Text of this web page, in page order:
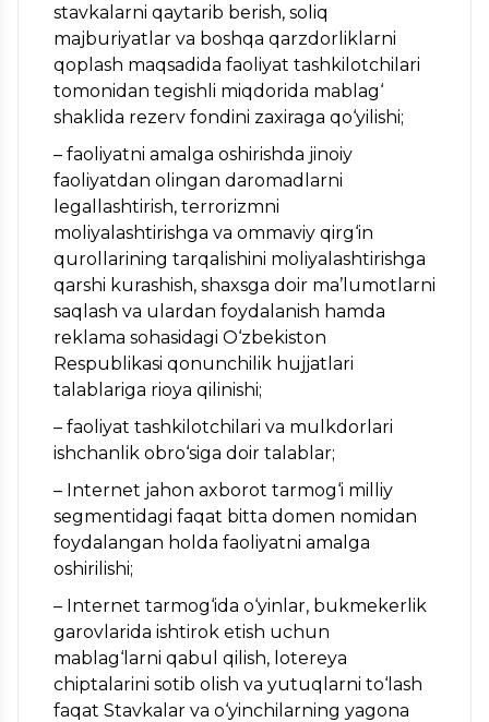
stavkalarni qaytarib berish, soliq
majburiyatlar va boshqa qarzdorliklarni
qoplash maqsadida faoliyat tashkilotchilari
tomonidan tegishli miqdorida mablag‘
shaklida rezerv fondini zaxiraga qo‘yilishi;
– faoliyatni amalga oshirishda jinoiy
faoliyatdan olingan daromadlarni
legallashtirish, terrorizmni
moliyalashtirishga va ommaviy qirg‘in
qurollarining tarqalishini moliyalashtirishga
qarshi kurashish, shaxsga doir ma’lumotlarni
saqlash va ulardan foydalanish hamda
reklama sohasidagi O‘zbekiston
Respublikasi qonunchilik hujjatlari
talablariga rioya qilinishi;
– faoliyat tashkilotchilari va mulkdorlari
ishchanlik obro‘siga doir talablar;
– Internet jahon axborot tarmog‘i milliy
segmentidagi faqat bitta domen nomidan
foydalangan holda faoliyatni amalga
oshirilishi;
– Internet tarmog‘ida o‘yinlar, bukmekerlik
garovlarida ishtirok etish uchun
mablag‘larni qabul qilish, lotereya
chiptalarini sotib olish va yutuqlarni to‘lash
faqat Stavkalar va o‘yinchilarning yagona